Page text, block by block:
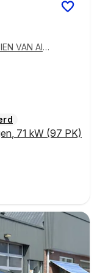
VAN AIR
, 71 kW (97 PK)